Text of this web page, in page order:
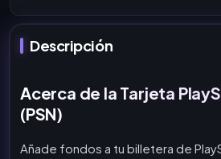
Descripción
Acerca de la Tarjeta
(PSN)
Añade fondos a tu billetera de